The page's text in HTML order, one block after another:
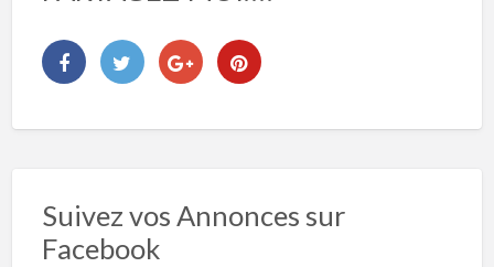
Suivez vos Annonces sur
Facebook